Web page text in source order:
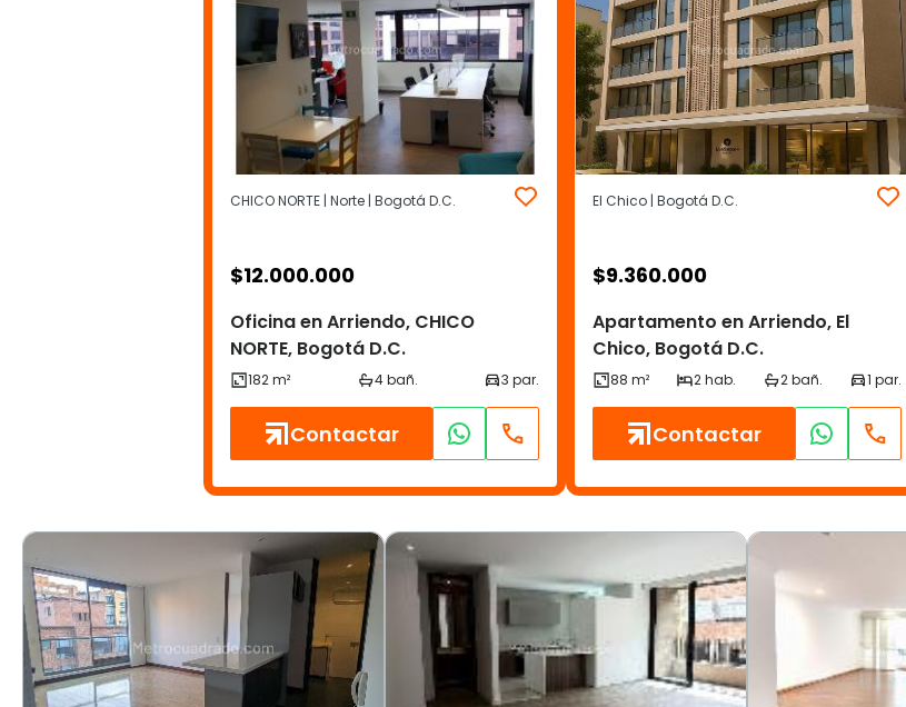
CHICO NORTE | Norte | Bogotá D.C.
$12.000.000
Oficina en Arriendo, CHICO
NORTE, Bogotá D.C.
Contactar
El Chico | Bogotá D.C.
$9.360.000
Apartamento en Arriendo, El
Chico, Bogotá D.C.
Contactar